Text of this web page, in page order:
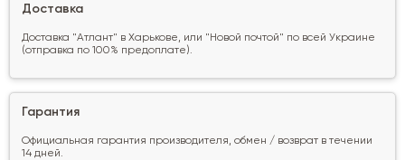
Доставка
Доставка "Атлант" в Харькове, или "Новой почтой" по всей Украине
(отправка по 100% предоплате).
Гарантия
Официальная гарантия производителя, обмен / возврат в течении
14 дней.